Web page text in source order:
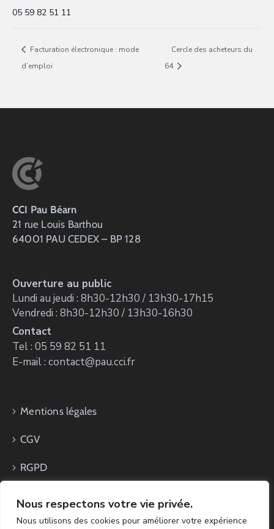
Nous respectons votre vie privée.
Nous utilisons des cookies pour améliorer votre expérience
05 59 82 51 11
Facturation électronique : mode
d’emploi
Cercle des acheteurs du
64
CCI Pau Béarn
21 rue Louis Barthou
64001 PAU CEDEX – BP 128
Ouverture au public
Lundi au jeudi : 8h30-12h30 / 13h30-17h15
Vendredi : 8h30-12h30 / 13h30-16h30
Contact
Tel : 05 59 82 51 11
E-mail : contact@pau.cci.fr
Mentions légales
CGV
RGPD